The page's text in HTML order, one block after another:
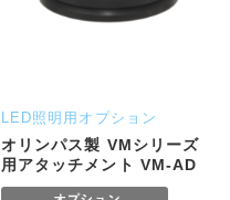
LED照明用オプション
オリンパス製 VMシリーズ
用アタッチメント VM-AD